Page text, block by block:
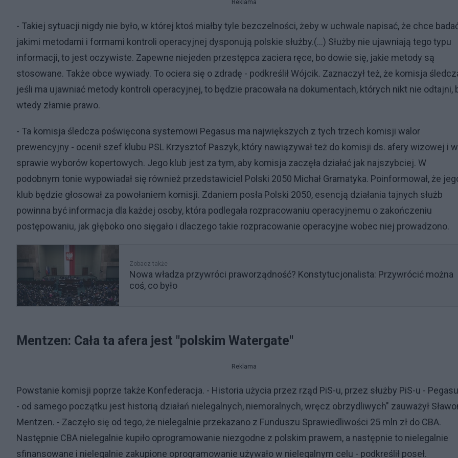
Reklama
- Takiej sytuacji nigdy nie było, w której ktoś miałby tyle bezczelności, żeby w uchwale napisać, że chce
jakimi metodami i formami kontroli operacyjnej dysponują polskie służby.(...) Służby nie ujawniają tego typu
informacji, to jest oczywiste. Zapewne niejeden przestępca zaciera ręce, bo dowie się, jakie metody są
stosowane. Także obce wywiady. To ociera się o zdradę - podkreślił Wójcik. Zaznaczył też, że komisja
jeśli ma ujawniać metody kontroli operacyjnej, to będzie pracowała na dokumentach, których nikt nie odtajni,
wtedy złamie prawo.
- Ta komisja śledcza poświęcona systemowi Pegasus ma największych z tych trzech komisji walor
prewencyjny - ocenił szef klubu PSL Krzysztof Paszyk, który nawiązywał też do komisji ds. afery wizowej i w
sprawie wyborów kopertowych. Jego klub jest za tym, aby komisja zaczęła działać jak najszybciej. W
podobnym tonie wypowiadał się również przedstawiciel Polski 2050 Michał Gramatyka. Poinformował, że
klub będzie głosował za powołaniem komisji. Zdaniem posła Polski 2050, esencją działania tajnych służb
powinna być informacja dla każdej osoby, która podlegała rozpracowaniu operacyjnemu o zakończeniu
postępowaniu, jak głęboko ono sięgało i dlaczego takie rozpracowanie operacyjne wobec niej prowadzono.
Zobacz także
Nowa władza przywróci praworządność? Konstytucjonalista: Przywrócić można
coś, co było
Mentzen: Cała ta afera jest "polskim Watergate"
Reklama
Powstanie komisji poprze także Konfederacja. - Historia użycia przez rząd PiS-u, przez służby PiS-u -
- od samego początku jest historią działań nielegalnych, niemoralnych, wręcz obrzydliwych" zauważył
Mentzen. - Zaczęło się od tego, że nielegalnie przekazano z Funduszu Sprawiedliwości 25 mln zł do CBA.
Następnie CBA nielegalnie kupiło oprogramowanie niezgodne z polskim prawem, a następnie to nielegalnie
sfinansowane i nielegalnie zakupione oprogramowanie używało w nielegalnym celu - podkreślił poseł.